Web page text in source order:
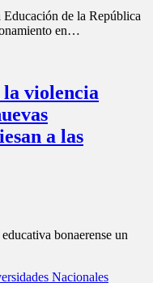
de la República
en…
la violencia
a las
bonaerense un
Nacionales